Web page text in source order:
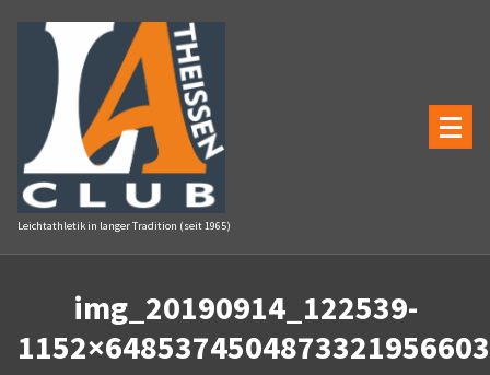
Inhalt
springen
Leichtathletik in langer Tradition (seit 1965)
img_20190914_122539-